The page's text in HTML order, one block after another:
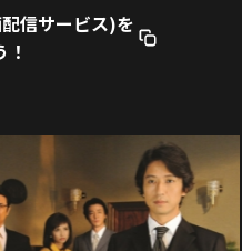
信サービス)を